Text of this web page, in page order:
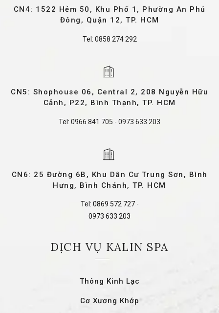
CN4: 1522 Hẻm 50, Khu Phố 1, Phường An Phú
Đông, Quận 12, TP. HCM
Tel: 0858 274 292
CN5: Shophouse 06, Central 2, 208 Nguyễn Hữu
Cảnh, P22, Bình Thạnh, TP. HCM
Tel: 0966 841 705 - 0973 633 203
CN6: 25 Đường 6B, Khu Dân Cư Trung Sơn, Bình
Hưng, Bình Chánh, TP. HCM
Tel: 0869 572 727 -
0973 633 203
DỊCH VỤ KALIN SPA
Thông Kinh Lạc
Cơ Xương Khớp